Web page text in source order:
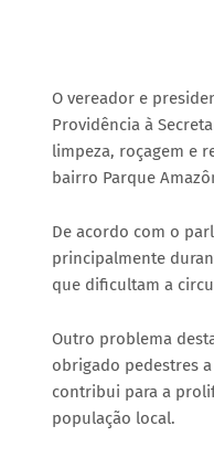
O vereador e
Providência à
limpeza, roçagem e
bairro Parque
De acordo com o
principalmente
que dificultam a
Outro problema
obrigado pedestres
contribui para a
população local.